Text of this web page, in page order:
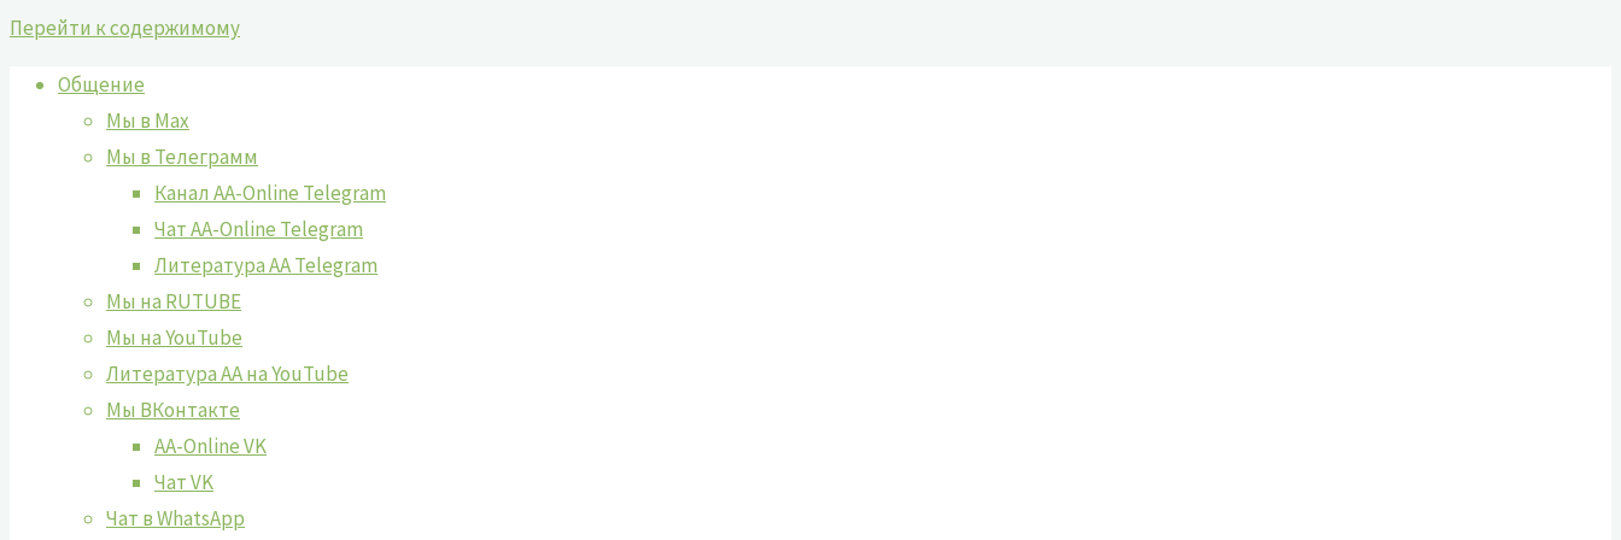
Перейти к содержимому
Общение
Мы в Max
Мы в Телеграмм
Канал AA-Online Telegram
Чат AA-Online Telegram
Литература АА Telegram
Мы на RUTUBE
Мы на YouTube
Литература АА на YouTube
Мы ВКонтакте
AA-Online VK
Чат VK
Чат в WhatsApp